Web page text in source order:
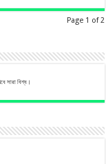
Page 1 of 2
সারা বিশ্ব।